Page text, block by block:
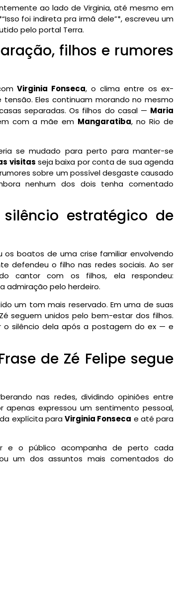
ao lado de Virginia, até mesmo em
foi indireta pra irmã dele”*, escreveu um
pelo portal Terra.
filhos e rumores
Virginia Fonseca, o clima entre os ex-
Eles continuam morando no mesmo
separadas. Os filhos do casal — Maria
com a mãe em Mangaratiba, no Rio de
se mudado para perto para manter-se
visitas seja baixa por conta de sua agenda
sobre um possível desgaste causado
nenhum dos dois tenha comentado
estratégico de
os boatos de uma crise familiar envolvendo
defendeu o filho nas redes sociais. Ao ser
cantor com os filhos, ela respondeu:
admiração pelo herdeiro.
um tom mais reservado. Em uma de suas
seguem unidos pelo bem-estar dos filhos.
o silêncio dela após a postagem do ex — e
de Zé Felipe segue
nas redes, dividindo opiniões entre
expressou um sentimento pessoal,
explícita paraVirginia Fonseca e até para
e o público acompanha de perto cada
um dos assuntos mais comentados do